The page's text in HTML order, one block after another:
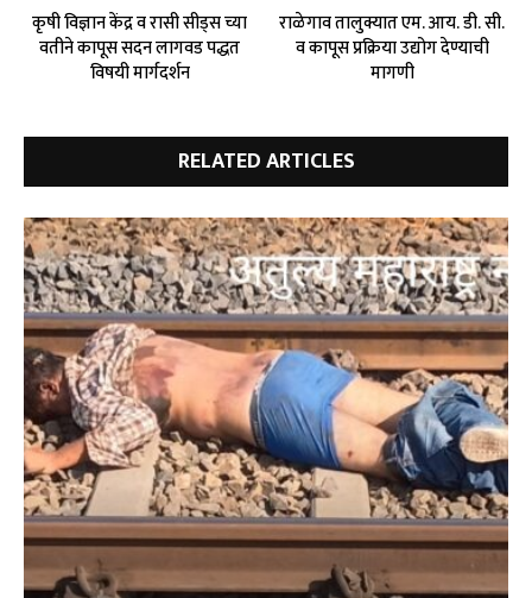
कृषी विज्ञान केंद्र व रासी सीड्स च्या
वतीने कापूस सदन लागवड पद्धत
विषयी मार्गदर्शन
राळेगाव तालुक्यात एम. आय. डी. सी.
व कापूस प्रक्रिया उद्योग देण्याची
मागणी
RELATED ARTICLES